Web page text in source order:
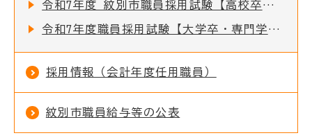
令和7年度 紋別市職員採用試験【高校卒】のお知らせ
令和7年度職員採用試験【大学卒・専門学校卒・教育職・福祉職・保健師】の実施について
採用情報（会計年度任用職員）
紋別市職員給与等の公表